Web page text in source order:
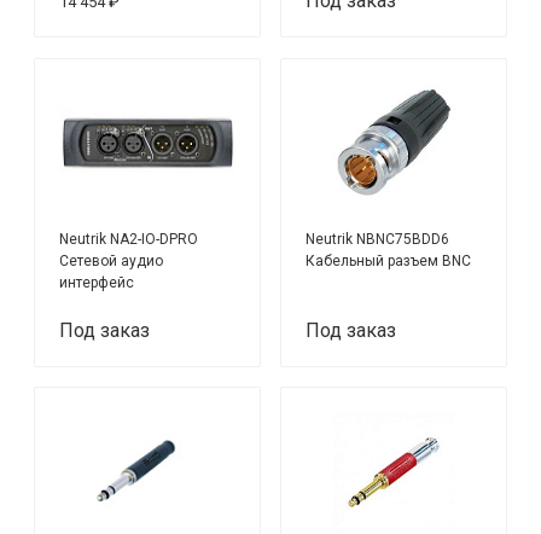
Neutrik NA2-IO-DPRO
Сетевой аудио
интерфейс
Под заказ
Neutrik NBNC75BDD6
Кабельный разъем BNC
Под заказ